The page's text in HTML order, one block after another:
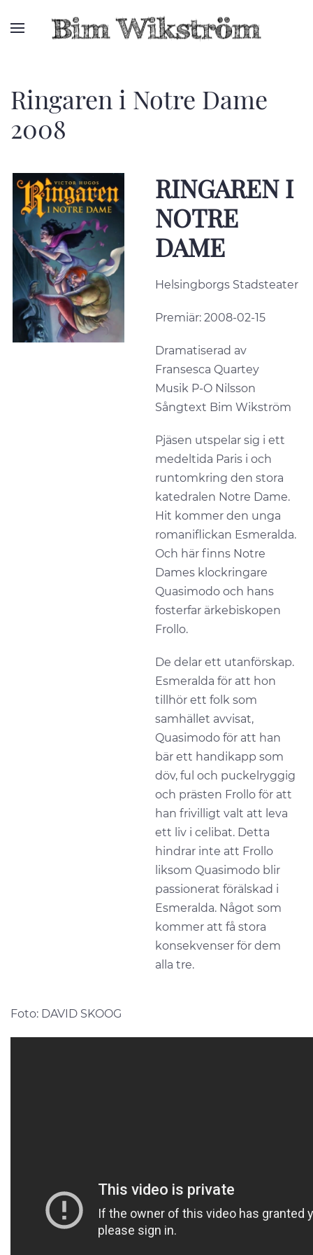
Ringaren i Notre Dame
2008
RINGAREN I
NOTRE
DAME
Helsingborgs Stadsteater
Premiär: 2008-02-15
Dramatiserad av
Fransesca Quartey
Musik P-O Nilsson
Sångtext Bim Wikström
Pjäsen utspelar sig i ett
medeltida Paris i och
runtomkring den stora
katedralen Notre Dame.
Hit kommer den unga
romaniflickan Esmeralda.
Och här finns Notre
Dames klockringare
Quasimodo och hans
fosterfar ärkebiskopen
Frollo.
De delar ett utanförskap.
Esmeralda för att hon
tillhör ett folk som
samhället avvisat,
Quasimodo för att han
bär ett handikapp som
döv, ful och puckelryggig
och prästen Frollo för att
han frivilligt valt att leva
ett liv i celibat. Detta
hindrar inte att Frollo
liksom Quasimodo blir
passionerat förälskad i
Esmeralda. Något som
kommer att få stora
konsekvenser för dem
alla tre.
Foto: DAVID SKOOG